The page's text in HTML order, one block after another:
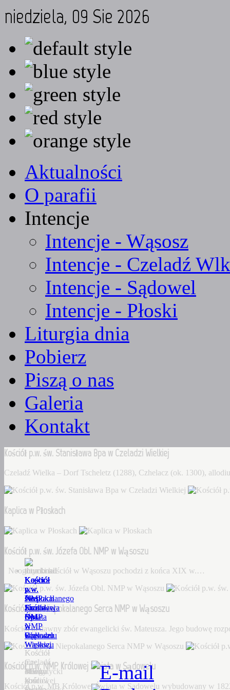
niedziela, 09 Sie 2026
Aktualności
O parafii
Intencje
Intencje - Wąsosz
Intencje - Czeladź
Intencje - Sądowel
Intencje - Płoski
Liturgia dnia
Pobierz
Piszą o nas
Galeria
Kontakt
Kościół p.w. św. Stanisława Bpa w Czeladzi Wielkiej
Czeladź Wielka – Dorf Tscheletz (1288), Czhelacz (ok. 1300),
Kaplica w Płoskach
Kościół p.w. św. Józefa Obl. NMP w Wąsoszu
Neogotycki kościół w Wąsoszu pochodzi z końca XIX w.…
Kościół p.w. Niepokalanego Serca NMP w Wąsoszu
Kościół to dawny zbór ewangelicki św. Mateusza. Jego budowę
Kościół p.w. NMP Królowej Świata w Sądowelu
Kościół p.w. MB Królowej Świata w Sądowelu wybudowany w
Kościół
p.w.
św.
Stanisława
Bpa
w
Czeladzi
Wielkiej
Czeladź
Wielka
–
Kaplica
w
Płoskach
Kościół
p.w.
św.
Józefa
Obl.
NMP
w
Wąsoszu
Neogotycki
kościół
Kościół
p.w.
Niepokalanego
Serca
NMP
w
Wąsoszu
Kościół
to
dawny
zbór
Kościół
p.w.
NMP
Królowej
Świata
w
Sądowelu
Kościół
p.w.
MB
Królowej